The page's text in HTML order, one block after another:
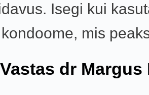
Isegi kui
mis
Vastas dr Margus